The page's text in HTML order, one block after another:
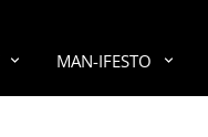
MAN-IFESTO